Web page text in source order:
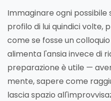
Immaginare ogni possibile
profilo di lui quindici volte,
come se fosse un
alimenta l'ansia invece di
preparazione è utile —
mente, sapere come
lascia spazio